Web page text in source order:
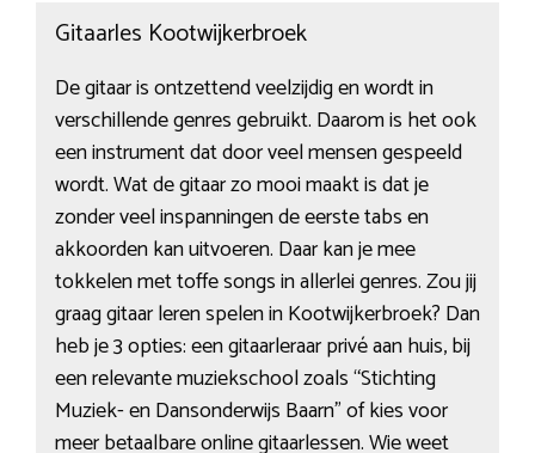
Gitaarles Kootwijkerbroek
De gitaar is ontzettend veelzijdig en wordt in
verschillende genres gebruikt. Daarom is het ook
een instrument dat door veel mensen gespeeld
wordt. Wat de gitaar zo mooi maakt is dat je
zonder veel inspanningen de eerste tabs en
akkoorden kan uitvoeren. Daar kan je mee
tokkelen met toffe songs in allerlei genres. Zou jij
graag gitaar leren spelen in Kootwijkerbroek? Dan
heb je 3 opties: een gitaarleraar privé aan huis, bij
een relevante muziekschool zoals “Stichting
Muziek- en Dansonderwijs Baarn” of kies voor
meer betaalbare online gitaarlessen. Wie weet